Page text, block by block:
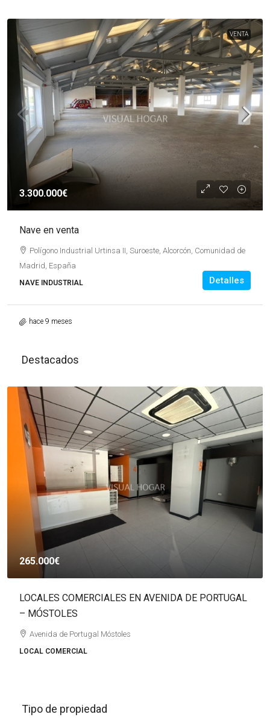
VENTA
3.300.000€
Nave en venta
Polígono Industrial Urtinsa II, Suroeste, Alcorcón, Comunidad de
Madrid, España
NAVE INDUSTRIAL Detalles
hace 9 meses
Destacados
265.000€
LOCALES COMERCIALES EN AVENIDA DE PORTUGAL
– MÓSTOLES
Avenida de Portugal Móstoles
LOCAL COMERCIAL
Tipo de propiedad